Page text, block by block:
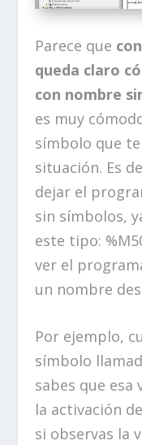
Parece que
queda claro
con nombre
es muy
símbolo que
situación. Es
dejar el
sin símbolos,
este tipo:
ver el
un nombre
Por ejemplo,
símbolo
sabes que
la activación
si observas la